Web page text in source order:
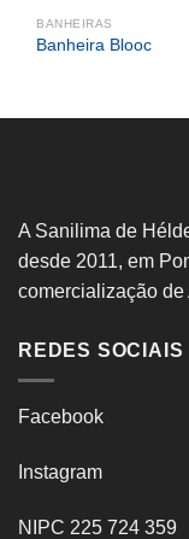
BANHEIRAS
Banheira Blooc
A Sanilima de
desde 2011, em
comercialização
REDES SOCIAIS
Facebook
Instagram
NIPC 225 724 359